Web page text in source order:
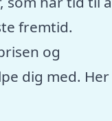
fremtid.
og
dig med. Her